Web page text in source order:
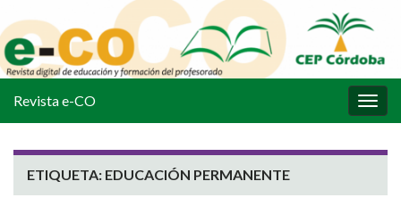
la
Revista e-CO
ETIQUETA: EDUCACIÓN PERMANENTE